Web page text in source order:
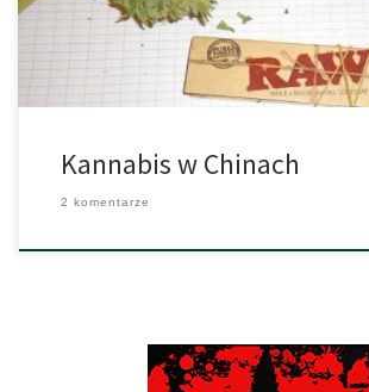
się przepisy. Jednak nie są one stosowane na […]
Kannabis w Chinach
2 komentarze